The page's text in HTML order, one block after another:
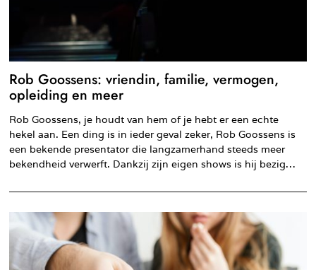
Rob Goossens: vriendin, familie, vermogen,
opleiding en meer
Rob Goossens, je houdt van hem of je hebt er een echte
hekel aan. Een ding is in ieder geval zeker, Rob Goossens is
een bekende presentator die langzamerhand steeds meer
bekendheid verwerft. Dankzij zijn eigen shows is hij bezig…